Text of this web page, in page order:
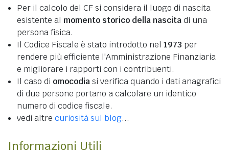
Per il calcolo del CF si considera il luogo di nascita
esistente al momento storico della nascitadi una
persona fisica.
Il Codice Fiscale è stato introdotto nel 1973 per
rendere più efficiente l'Amministrazione Finanziaria
e migliorare i rapporti con i contribuenti.
Il caso di omocodiasi verifica quando i dati anagrafici
di due persone portano a calcolare un identico
numero di codice fiscale.
vedi altre curiosità sul blog...
Informazioni Utili